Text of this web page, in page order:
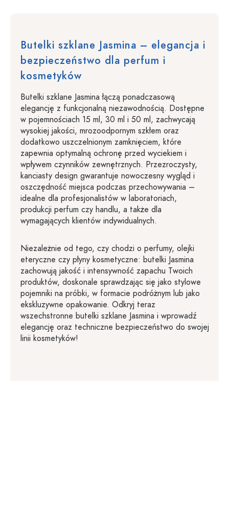
Butelki szklane Jasmina – elegancja i
bezpieczeństwo dla perfum i
kosmetyków
Butelki szklane Jasmina łączą ponadczasową
elegancję z funkcjonalną niezawodnością. Dostępne
w pojemnościach 15 ml, 30 ml i 50 ml, zachwycają
wysokiej jakości, mrozoodpornym szkłem oraz
dodatkowo uszczelnionym zamknięciem, które
zapewnia optymalną ochronę przed wyciekiem i
wpływem czynników zewnętrznych. Przezroczysty,
kanciasty design gwarantuje nowoczesny wygląd i
oszczędność miejsca podczas przechowywania –
idealne dla profesjonalistów w laboratoriach,
produkcji perfum czy handlu, a także dla
wymagających klientów indywidualnych.
Niezależnie od tego, czy chodzi o perfumy, olejki
eteryczne czy płyny kosmetyczne: butelki Jasmina
zachowują jakość i intensywność zapachu Twoich
produktów, doskonale sprawdzając się jako stylowe
pojemniki na próbki, w formacie podróżnym lub jako
ekskluzywne opakowanie. Odkryj teraz
wszechstronne butelki szklane Jasmina i wprowadź
elegancję oraz techniczne bezpieczeństwo do swojej
linii kosmetyków!